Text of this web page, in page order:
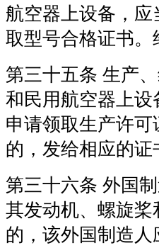
航空器上设备，
取型号合格证书
第三十五条 生产
和民用航空器上
申请领取生产许
的，发给相应的证
第三十六条 外国
其发动机、螺旋
的，该外国制造